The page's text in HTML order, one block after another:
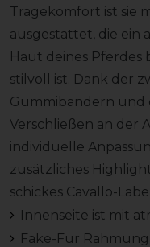
Tragekomfort ist sie
ausgestattet, die ein
Haut deines
stilvoll ist. Dank der
Gummibändern und
Verschließen an der
individuelle
zusätzliches
schickes Cavallo-
Innenseite ist mit
Fake-Fur